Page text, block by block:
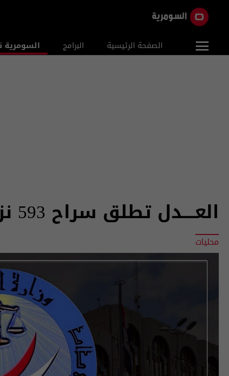
الصفحة الرئيسية البرامج السومرية
العــــدل تطلق سراح 593 نزيلا خلال شهر أيار 2026
محليات